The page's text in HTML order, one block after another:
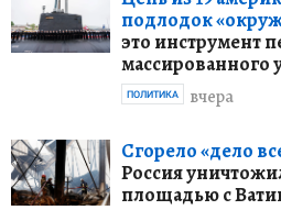
подлодок
это инструмент
массированного
вчера
ПОЛИТИКА
Сгорело «дело
Россия
площадью с